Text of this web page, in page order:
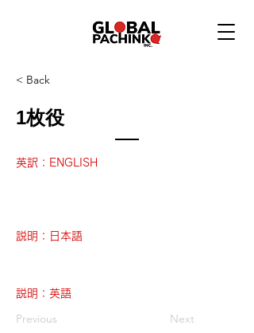
< Back
1枚役
英訳：ENGLISH
説明：日本語
説明：英語
Previous Next